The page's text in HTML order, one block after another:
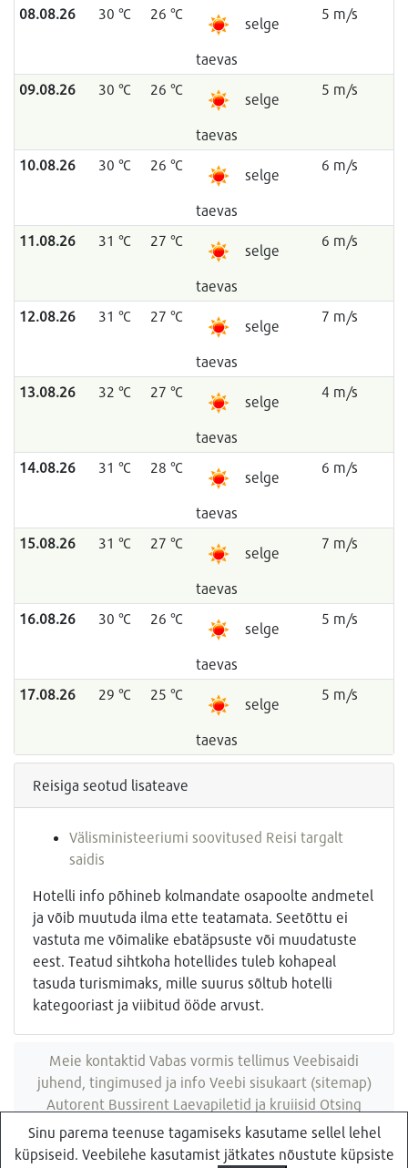
08.08.26
30 °C 26 °C
selge
taevas
5 m/s
09.08.26 30 °C 26 °C
selge
taevas
5 m/s
10.08.26 30 °C 26 °C
selge
taevas
6 m/s
11.08.26 31 °C 27 °C
selge
taevas
6 m/s
12.08.26 31 °C 27 °C
selge
taevas
7 m/s
13.08.26 32 °C 27 °C
selge
taevas
4 m/s
14.08.26 31 °C 28 °C
selge
taevas
6 m/s
15.08.26 31 °C 27 °C
selge
taevas
7 m/s
16.08.26 30 °C 26 °C
selge
taevas
5 m/s
17.08.26 29 °C 25 °C
selge
taevas
5 m/s
Reisiga seotud lisateave
Välisministeeriumi soovitused Reisi targalt
saidis
Hotelli info põhineb kolmandate osapoolte andmetel
ja võib muutuda ilma ette teatamata. Seetõttu ei
vastuta me võimalike ebatäpsuste või muudatuste
eest. Teatud sihtkoha hotellides tuleb kohapeal
tasuda turismimaks, mille suurus sõltub hotelli
kategooriast ja viibitud ööde arvust.
Küsi pakkumist
Meie kontaktid Vabas vormis tellimus Veebisaidi
juhend, tingimused ja info Veebi sisukaart (sitemap)
Autorent Bussirent Laevapiletid ja kruiisid Otsing
veebisaidist
Reisibüroo Reisiekspert, Roosikrantsi 8B Tallinn, Eesti
Sinu parema teenuse tagamiseks kasutame sellel lehel
küpsiseid. Veebilehe kasutamist jätkates nõustute küpsiste